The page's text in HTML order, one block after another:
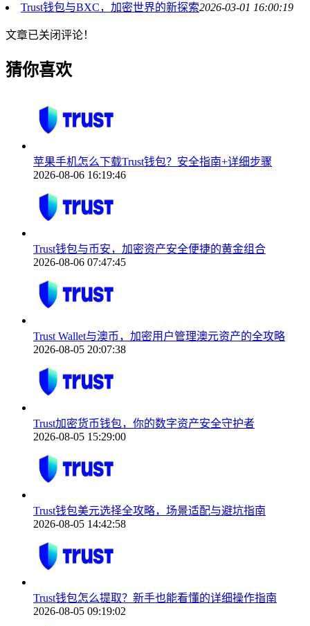
Trust钱包与BXC，加密世界的新探索2026-03-01 16:00:19
文章已关闭评论！
猜你喜欢
苹果手机怎么下载Trust钱包？安全指南+详细步骤
2026-08-06 16:19:46
Trust钱包与币安，加密资产安全便捷的黄金组合
2026-08-06 07:47:45
Trust Wallet与澳币，加密用户管理澳元资产的全攻略
2026-08-05 20:07:38
Trust加密货币钱包，你的数字资产安全守护者
2026-08-05 15:29:00
Trust钱包美元选择全攻略，场景适配与避坑指南
2026-08-05 14:42:58
Trust钱包怎么提取？新手也能看懂的详细操作指南
2026-08-05 09:19:02